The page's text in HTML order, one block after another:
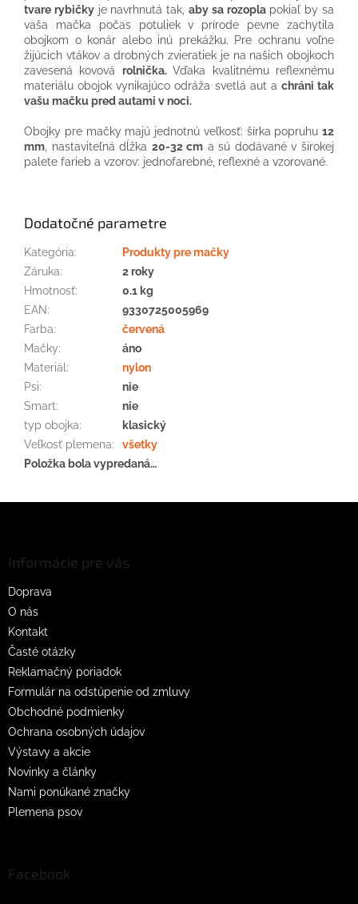
tvare rybičkyje navrhnutá tak,aby sa rozoplapokiaľ by sa
vaša mačka počas potuliek v prírode pevne zachytila
obojkom o konár alebo inú prekážku. Pre ochranu voľne
žijúcich vtákov a drobných zvieratiek je na našich obojkoch
zavesená kovová rolnička.Vďaka kvalitnému reflexnému
materiálu obojok vynikajúco odráža svetlá aut a chráni tak
vašu mačku pred autami v noci.
Obojky pre mačky majú jednotnú veľkosť: šírka popruhu 12
mm , nastaviteľná dĺžka 20-32 cm a sú dodávané v širokej
palete farieb a vzorov: jednofarebné, reflexné a vzorované.
Dodatočné parametre
Kategória:
Produkty pre mačky
Záruka:
2 roky
Hmotnosť:
0.1 kg
EAN:
9330725005969
Farba:
červená
Mačky:
áno
Materiál :
nylon
Psi:
nie
Smart:
nie
typ obojka:
klasický
Veľkosť plemena:
všetky
Položka bola vypredaná…
Informácie pre vás
Doprava
O nás
Kontakt
Časté otázky
Reklamačný poriadok
Formulár na odstúpenie od zmluvy
Obchodné podmienky
Ochrana osobných údajov
Výstavy a akcie
Novinky a články
Nami ponúkané značky
Plemena psov
Facebook